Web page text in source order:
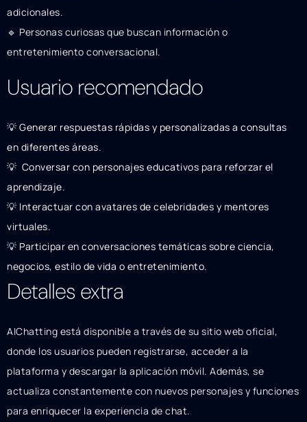
adicionales.
🔹 Personas curiosas que buscan información o
entretenimiento conversacional.
Usuario recomendado
💡 Generar respuestas rápidas y personalizadas a consultas
en diferentes áreas.
💡 ‍ Conversar con personajes educativos para reforzar el
aprendizaje.
💡 Interactuar con avatares de celebridades y mentores
virtuales.
💡 Participar en conversaciones temáticas sobre ciencia,
negocios, estilo de vida o entretenimiento.
Detalles extra
AIChatting está disponible a través de su sitio web oficial,
donde los usuarios pueden registrarse, acceder a la
plataforma y descargar la aplicación móvil. Además, se
actualiza constantemente con nuevos personajes y funciones
para enriquecer la experiencia de chat.